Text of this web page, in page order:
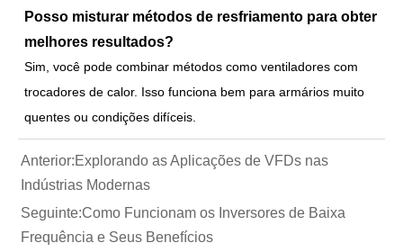
Posso misturar métodos de resfriamento para obter
melhores resultados?
Sim, você pode combinar métodos como ventiladores com
trocadores de calor. Isso funciona bem para armários muito
quentes ou condições difíceis.
Anterior:Explorando as Aplicações de VFDs nas
Indústrias Modernas
Seguinte:Como Funcionam os Inversores de Baixa
Frequência e Seus Benefícios